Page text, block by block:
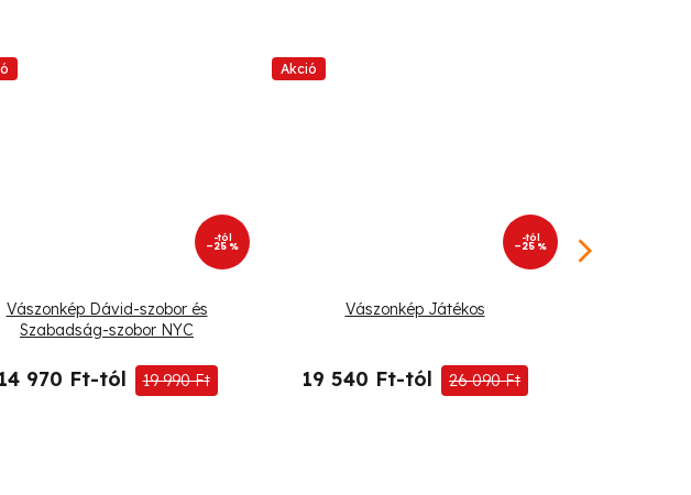
-tól
–25 %
Vászonkép Dávid-szobor és
Szabadság-szobor NYC
970 Ft-tól 19 990 Ft
Akció
-tól
–25 %
Vászonkép Játékos
19 540 Ft-tól 26 090 Ft